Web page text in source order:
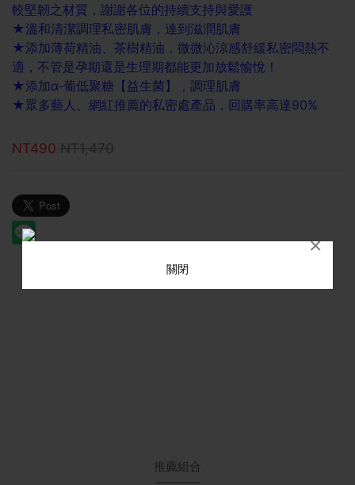
關閉
×
較堅韌之材質，謝謝各位的持續支持與愛護
★溫和清潔調理私密肌膚，達到滋潤肌膚
★添加薄荷精油、茶樹精油，微微沁涼感舒緩私密悶熱不
適，不管是孕期還是生理期都能更加放鬆愉悅！
★添加α-葡低聚糖【益生菌】，調理肌膚
★眾多藝人、網紅推薦的私密處產品，回購率高達90%
NT490 NT1,470
推薦組合